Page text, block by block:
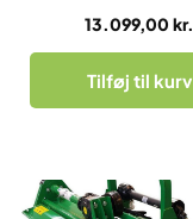
13.099,00 kr.
Tilføj til kurv